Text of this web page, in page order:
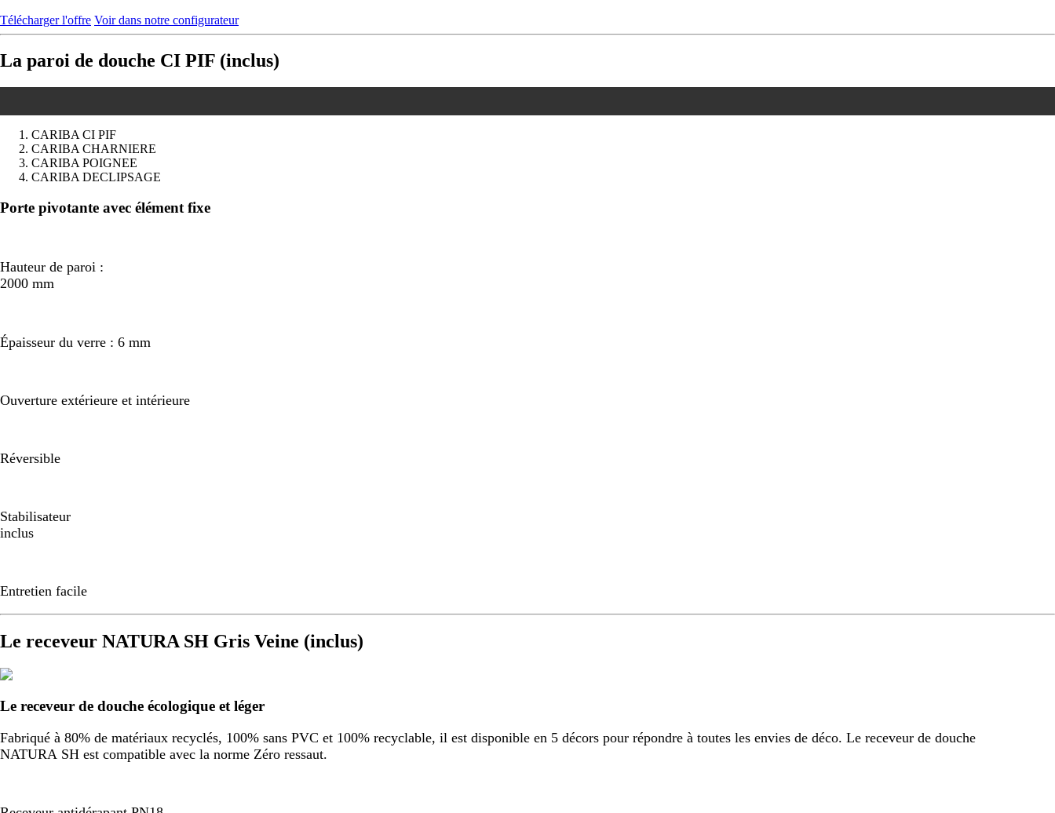
Télécharger l'offre Voir dans notre configurateur
La paroi de douche CI PIF (inclus)
CARIBA CI PIF
CARIBA CHARNIERE
CARIBA POIGNEE
CARIBA DECLIPSAGE
Précédent
Suivant
Porte pivotante avec élément fixe
Hauteur de paroi :
2000 mm
Épaisseur du verre : 6 mm
Ouverture extérieure et intérieure
Réversible
Stabilisateur
inclus
Entretien facile
Le receveur NATURA SH Gris Veine (inclus)
Le receveur de douche écologique et léger
Fabriqué à 80% de matériaux recyclés, 100% sans PVC et 100% recyclable, il est disponible en 5 décors pour répondre à toutes les envies de déco. Le receveur de douche
NATURA SH est compatible avec la norme Zéro ressaut.